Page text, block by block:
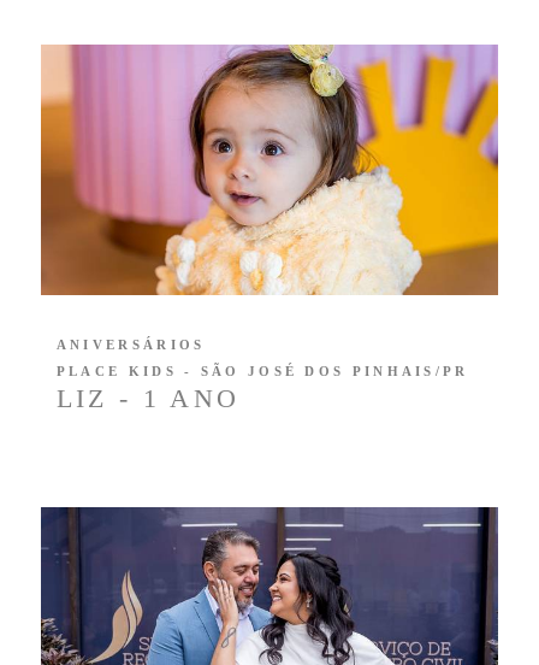
LIZ - 1 ANO
ANIVERSÁRIOS
PLACE KIDS - SÃO JOSÉ DOS PINHAIS/PR